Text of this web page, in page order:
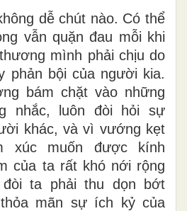
dễ chút nào. Có thể
vẫn quặn đau mỗi khi
mình phải chịu do
phản bội của người kia.
bám chặt vào những
nhắc, luôn đòi hỏi sự
khác, và vì vướng kẹt
xúc muốn được kính
của ta rất khó nới rộng
ta phải thu dọn bớt
mãn sự ích kỷ của